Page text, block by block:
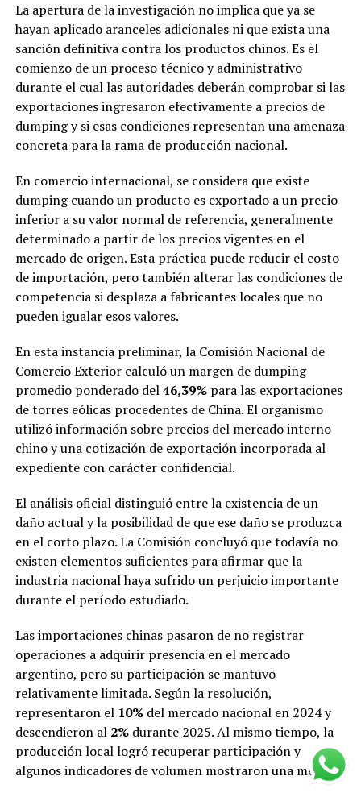
La apertura de la investigación no implica que ya se
hayan aplicado aranceles adicionales ni que exista una
sanción definitiva contra los productos chinos. Es el
comienzo de un proceso técnico y administrativo
durante el cual las autoridades deberán comprobar si las
exportaciones ingresaron efectivamente a precios de
dumping y si esas condiciones representan una amenaza
concreta para la rama de producción nacional.
En comercio internacional, se considera que existe
dumping cuando un producto es exportado a un precio
inferior a su valor normal de referencia, generalmente
determinado a partir de los precios vigentes en el
mercado de origen. Esta práctica puede reducir el costo
de importación, pero también alterar las condiciones de
competencia si desplaza a fabricantes locales que no
pueden igualar esos valores.
En esta instancia preliminar, la Comisión Nacional de
Comercio Exterior calculó un margen de dumping
promedio ponderado del46,39%para las exportaciones
de torres eólicas procedentes de China. El organismo
utilizó información sobre precios del mercado interno
chino y una cotización de exportación incorporada al
expediente con carácter confidencial.
El análisis oficial distinguió entre la existencia de un
daño actual y la posibilidad de que ese daño se produzca
en el corto plazo. La Comisión concluyó que todavía no
existen elementos suficientes para afirmar que la
industria nacional haya sufrido un perjuicio importante
durante el período estudiado.
Las importaciones chinas pasaron de no registrar
operaciones a adquirir presencia en el mercado
argentino, pero su participación se mantuvo
relativamente limitada. Según la resolución,
representaron el 10%del mercado nacional en 2024 y
descendieron al 2%durante 2025. Al mismo tiempo, la
producción local logró recuperar participación y
algunos indicadores de volumen mostraron una mejora.